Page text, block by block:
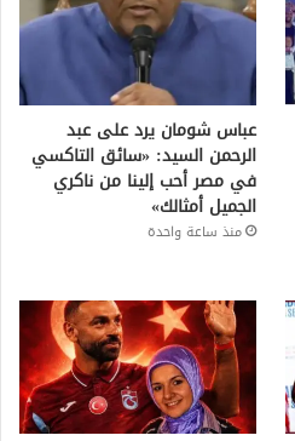
عباس شومان يرد على عبد
الرحمن السيد: «سائق التاكسي
في مصر أحب إلينا من ناكري
الجميل أمثالك»
منذ ساعة واحدة